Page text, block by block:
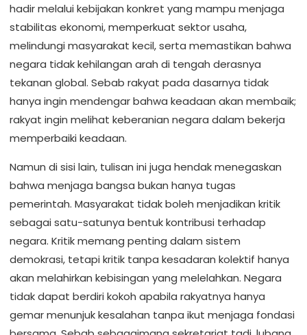
hadir melalui kebijakan konkret yang mampu menjaga
stabilitas ekonomi, memperkuat sektor usaha,
melindungi masyarakat kecil, serta memastikan bahwa
negara tidak kehilangan arah di tengah derasnya
tekanan global. Sebab rakyat pada dasarnya tidak
hanya ingin mendengar bahwa keadaan akan membaik;
rakyat ingin melihat keberanian negara dalam bekerja
memperbaiki keadaan.
Namun di sisi lain, tulisan ini juga hendak menegaskan
bahwa menjaga bangsa bukan hanya tugas
pemerintah. Masyarakat tidak boleh menjadikan kritik
sebagai satu-satunya bentuk kontribusi terhadap
negara. Kritik memang penting dalam sistem
demokrasi, tetapi kritik tanpa kesadaran kolektif hanya
akan melahirkan kebisingan yang melelahkan. Negara
tidak dapat berdiri kokoh apabila rakyatnya hanya
gemar menunjuk kesalahan tanpa ikut menjaga fondasi